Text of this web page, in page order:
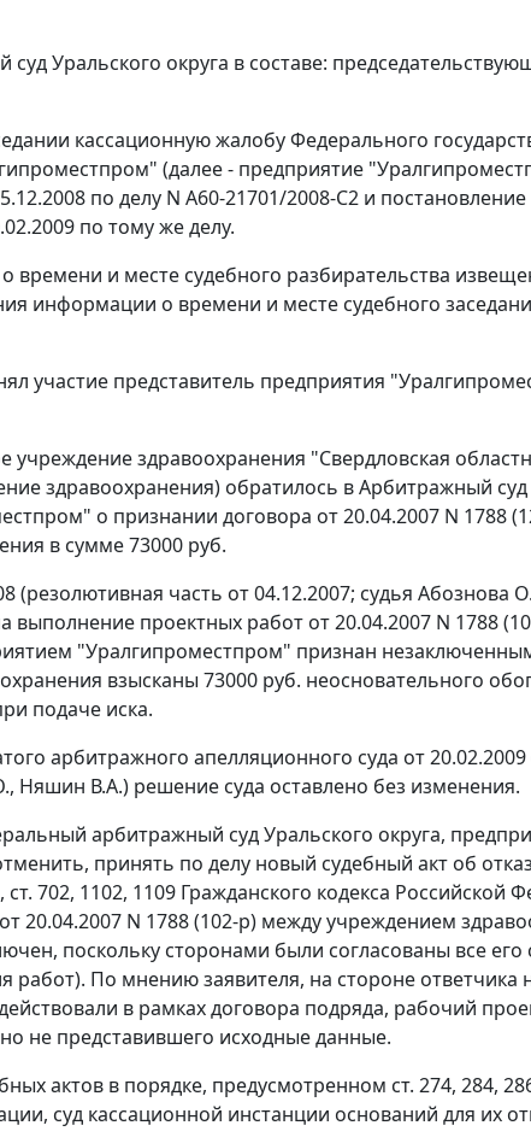
Уральского округа в составе:
кассационную жалобу Федерального
(далее - предприятие
по делу N А60-21701/2008-С2 и
по тому же делу.
времени и месте судебного разбирательства
информации о времени и месте судебного
участие представитель предприятия
учреждение здравоохранения "Свердловская
здравоохранения) обратилось в Арбитражный
о признании договора от 20.04.2007 N 1788
в сумме 73000 руб.
(резолютивная часть от 04.12.2007; судья Абознова
проектных работ от 20.04.2007 N 1788
"Уралгипроместпром" признан
взысканы 73000 руб. неосновательного
подаче иска.
арбитражного апелляционного суда от
В.А.) решение суда оставлено без изменения.
арбитражный суд Уральского округа,
принять по делу новый судебный акт об
, ст. 702, 1102, 1109 Гражданского кодекса Российской
20.04.2007 N 1788 (102-р) между учреждением
поскольку сторонами были согласованы все
работ). По мнению заявителя, на стороне
в рамках договора подряда, рабочий
не представившего исходные данные.
актов в порядке, предусмотренном ст. 274, 284,
суд кассационной инстанции оснований для их